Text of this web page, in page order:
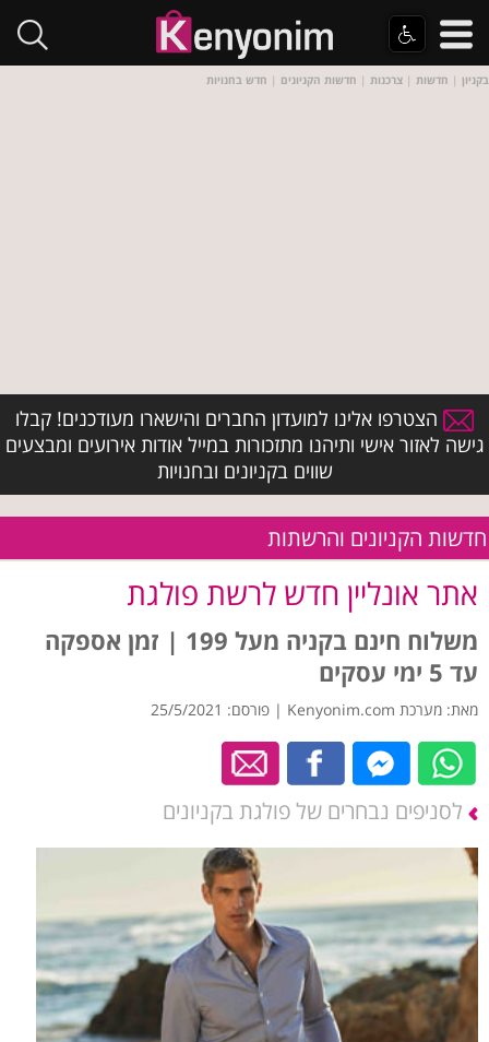
בקניון | חדשות | צרכנות | חדשות הקניונים | חדש בחנויות
הצטרפו אלינו למועדון החברים והישארו מעודכנים! קבלו
גישה לאזור אישי ותיהנו מתזכורות במייל אודות אירועים ומבצעים
שווים בקניונים ובחנויות
חדשות הקניונים והרשתות
אתר אונליין חדש לרשת פולגת
משלוח חינם בקניה מעל 199 | זמן אספקה
עד 5 ימי עסקים
מאת: מערכת Kenyonim.com | פורסם: 25/5/2021
לסניפים נבחרים של פולגת בקניונים